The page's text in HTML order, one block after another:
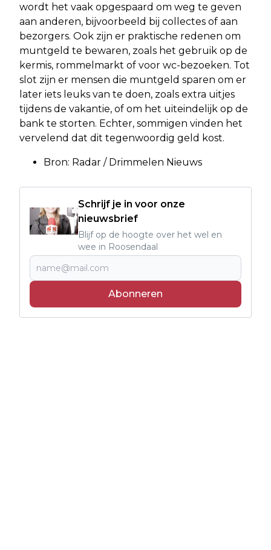
wordt het vaak opgespaard om weg te geven
aan anderen, bijvoorbeeld bij collectes of aan
bezorgers. Ook zijn er praktische redenen om
muntgeld te bewaren, zoals het gebruik op de
kermis, rommelmarkt of voor wc-bezoeken. Tot
slot zijn er mensen die muntgeld sparen om er
later iets leuks van te doen, zoals extra uitjes
tijdens de vakantie, of om het uiteindelijk op de
bank te storten. Echter, sommigen vinden het
vervelend dat dit tegenwoordig geld kost.
Bron: Radar / Drimmelen Nieuws
Schrijf je in voor onze
nieuwsbrief
Blijf op de hoogte over het wel en
wee in Roosendaal
Abonneren